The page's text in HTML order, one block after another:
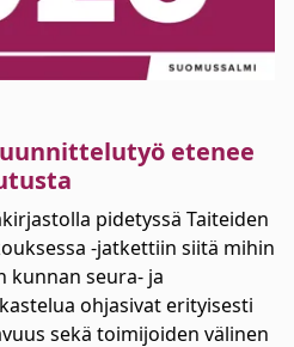
etenee
pidetyssä Taiteiden
-jatkettiin siitä mihin
kunnan seura- ja
ohjasivat erityisesti
sekä toimijoiden välinen